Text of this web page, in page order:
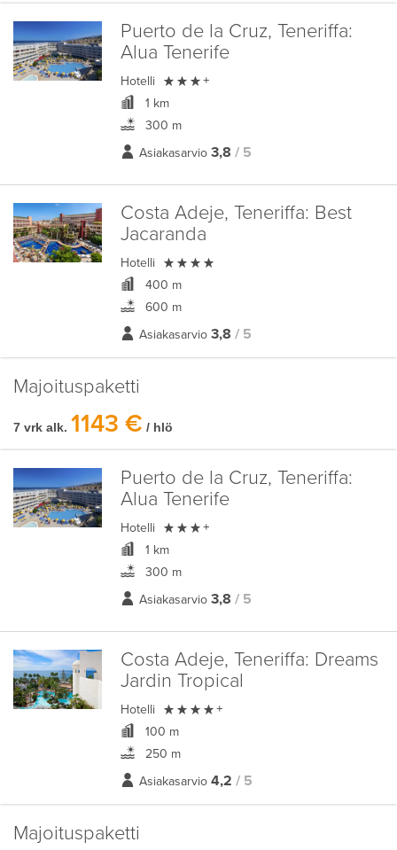
Puerto de la Cruz, Teneriffa:
Alua Tenerife
Hotelli  +
1 km
300 m
Asiakasarvio 3,8 / 5
Costa Adeje, Teneriffa: Best
Jacaranda
Hotelli 
400 m
600 m
Asiakasarvio 3,8 / 5
Majoituspaketti
7 vrk alk. 1143 € / hlö
Puerto de la Cruz, Teneriffa:
Alua Tenerife
Hotelli  +
1 km
300 m
Asiakasarvio 3,8 / 5
Costa Adeje, Teneriffa: Dreams
Jardin Tropical
Hotelli  +
100 m
250 m
Asiakasarvio 4,2 / 5
Majoituspaketti